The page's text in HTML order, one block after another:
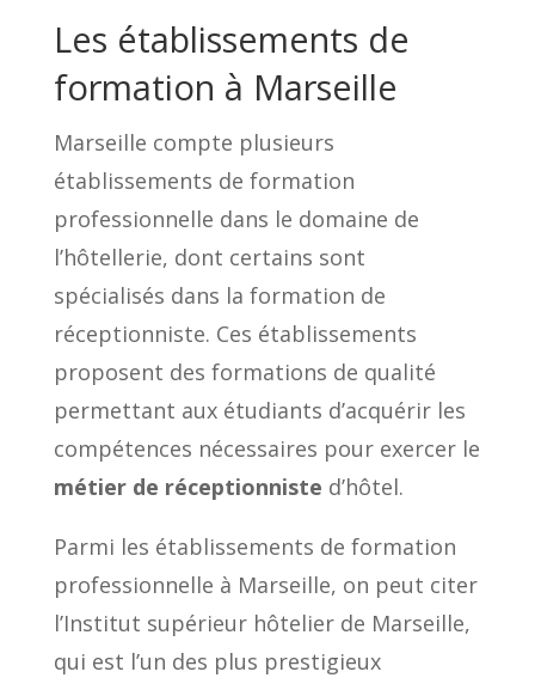
Les établissements de
formation à Marseille
Marseille compte plusieurs
établissements de formation
professionnelle dans le domaine de
l’hôtellerie, dont certains sont
spécialisés dans la formation de
réceptionniste. Ces établissements
proposent des formations de qualité
permettant aux étudiants d’acquérir les
compétences nécessaires pour exercer le
métier de réceptionniste d’hôtel.
Parmi les établissements de formation
professionnelle à Marseille, on peut citer
l’Institut supérieur hôtelier de Marseille,
qui est l’un des plus prestigieux